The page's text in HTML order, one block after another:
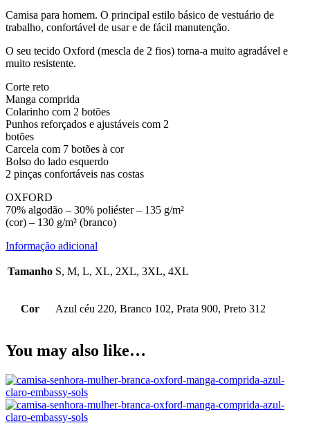
Camisa para homem. O principal estilo básico de vestuário de
trabalho, confortável de usar e de fácil manutenção.
O seu tecido Oxford (mescla de 2 fios) torna-a muito agradável e
muito resistente.
Corte reto
Manga comprida
Colarinho com 2 botões
Punhos reforçados e ajustáveis com 2
botões
Carcela com 7 botões à cor
Bolso do lado esquerdo
2 pinças confortáveis nas costas
OXFORD
70% algodão – 30% poliéster – 135 g/m²
(cor) – 130 g/m² (branco)
Informação adicional
Tamanho S, M, L, XL, 2XL, 3XL, 4XL
Cor Azul céu 220, Branco 102, Prata 900, Preto 312
You may also like…